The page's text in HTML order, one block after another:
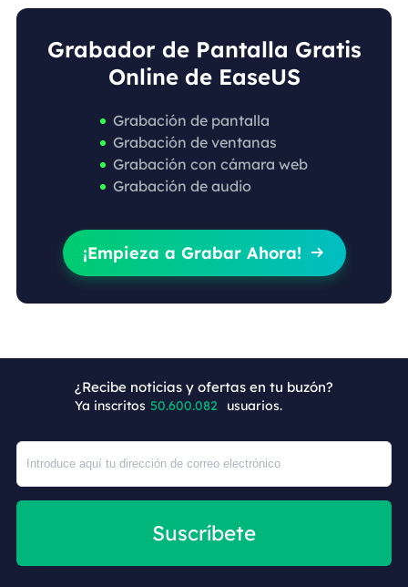
Grabador de Pantalla Gratis
Online de EaseUS
Grabación de pantalla
Grabación de ventanas
Grabación con cámara web
Grabación de audio
¡Empieza a Grabar Ahora! 
¿Recibe noticias y ofertas en tu buzón?
Ya inscritos 50.600.082 usuarios.
Suscríbete
+4